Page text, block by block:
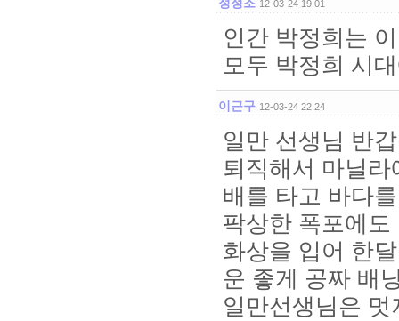
정정조 12-03-24 19:01
인간 박정희는
모두 박정희 시
이근구 12-03-24 22:24
일만 선생님 반
퇴직해서 마닐
배를 타고 바다
팍상한 폭포에
화상을 입어 한
운 좋게 공짜 배
일만선생님은